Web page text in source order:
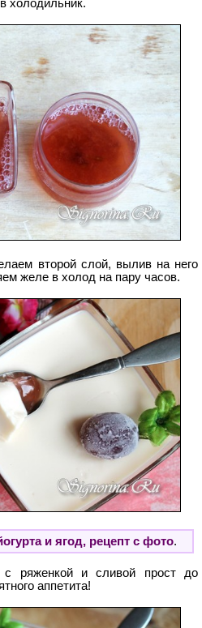
холодильник.
второй слой, вылив на него
желе в холод на пару часов.
и ягод, рецепт с фото.
с ряженкой и сливой прост до
аппетита!